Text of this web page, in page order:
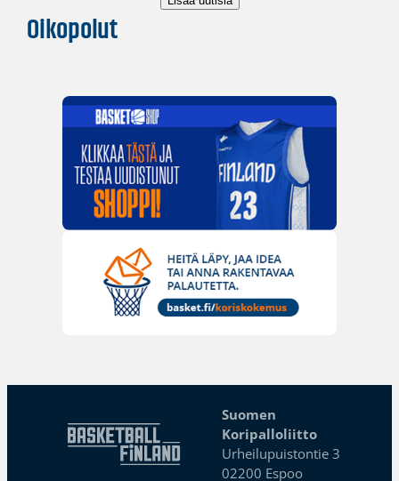
Oikopolut
Suomen
Koripalloliitto
Urheilupuistontie 3
02200 Espoo